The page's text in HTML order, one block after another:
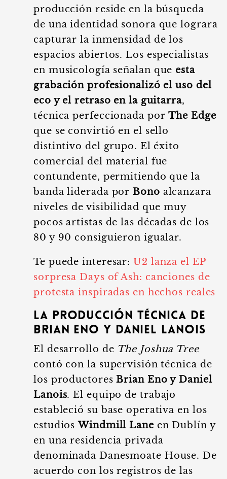
producción reside en la búsqueda
de una identidad sonora que lograra
capturar la inmensidad de los
espacios abiertos. Los especialistas
en musicología señalan queesta
grabación profesionalizó el uso del
eco y el retraso en la guitarra,
técnica perfeccionada porThe Edge
que se convirtió en el sello
distintivo del grupo. El éxito
comercial del material fue
contundente, permitiendo que la
banda liderada porBono alcanzara
niveles de visibilidad que muy
pocos artistas de las décadas de los
80 y 90 consiguieron igualar.
Te puede interesar: U2 lanza el EP
sorpresa Days of Ash: canciones de
protesta inspiradas en hechos reales
La producción técnica de
Brian Eno y Daniel Lanois
El desarrollo de The Joshua Tree
contó con la supervisión técnica de
los productoresBrian Eno y Daniel
Lanois. El equipo de trabajo
estableció su base operativa en los
estudiosWindmill Laneen Dublín y
en una residencia privada
denominada Danesmoate House. De
acuerdo con los registros de las